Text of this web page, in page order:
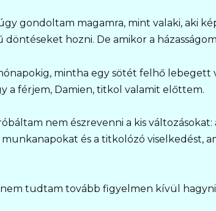
gondoltam magamra, mint valaki, aki
döntéseket hozni. De amikor a
mintha egy sötét felhő lebegett
a férjem, Damien, titkol valamit előttem.
nem észrevenni a kis
munkanapokat és a titkolózó viselkedést,
tudtam tovább figyelmen kívül